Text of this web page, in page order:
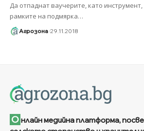
Да отпаднат ваучерите, като инструмент,
рамките на подмярка…
Агрозона 29.11.2018
О нлайн медийна платформа,